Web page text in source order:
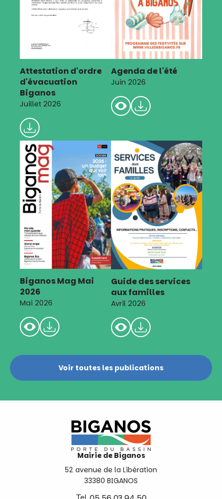
Attestation d'ordre
d'évacuation
Biganos
Juillet 2026
Agenda de l'été
Juin 2026
Biganos Mag Mai
2026
Mai 2026
Guide des services
aux familles
Avril 2026
Voir toutes les publications
Mairie de Biganos
52 avenue de la Libération
33380 BIGANOS
Tel.